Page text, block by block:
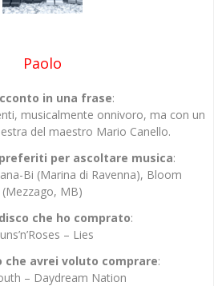
Paolo
in una frase:
musicalmente onnivoro, ma con un
del maestro Mario Canello.
per ascoltare musica:
Bi (Marina di Ravenna), Bloom
(Mezzago, MB)
che ho comprato:
– Lies
che avrei voluto comprare:
– Daydream Nation